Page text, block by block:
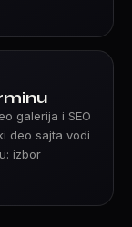
galerija i SEO
deo sajta vodi
izbor